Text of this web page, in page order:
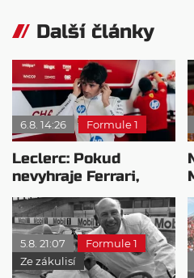
Další články
6.8. 14:26 Formule 1
Leclerc: Pokud
nevyhraje Ferrari,
přeji titul
Antonellimu
5.8. 21:07
Formule 1
Ze zákulisí